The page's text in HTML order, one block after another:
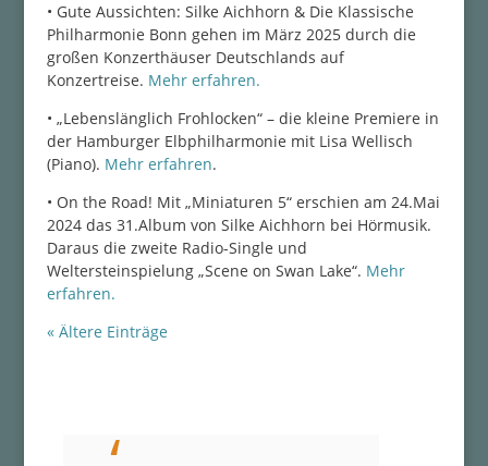
• Gute Aussichten: Silke Aichhorn & Die Klassische
Philharmonie Bonn gehen im März 2025 durch die
großen Konzerthäuser Deutschlands auf
Konzertreise. Mehr erfahren.
• „Lebenslänglich Frohlocken“ – die kleine Premiere in
der Hamburger Elbphilharmonie mit Lisa Wellisch
(Piano). Mehr erfahren.
• On the Road! Mit „Miniaturen 5“ erschien am 24.Mai
2024 das 31.Album von Silke Aichhorn bei Hörmusik.
Daraus die zweite Radio-Single und
Weltersteinspielung „Scene on Swan Lake“. Mehr
erfahren.
« Ältere Einträge